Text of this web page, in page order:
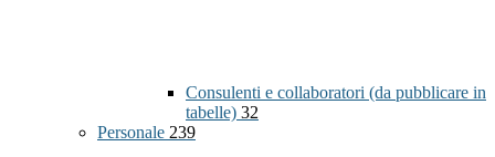
Consulenti e collaboratori (da pubblicare in
tabelle) 32
Personale 239